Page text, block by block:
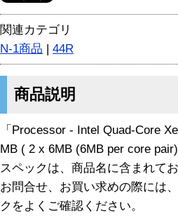
関連カテゴリ
N-1商品 | 44R
商品説明
「Processor - Intel Quad-Core
MB ( 2 x 6MB (6MB per core
スペックは、商品名に含まれて
お問合せ、お買い求めの際には
クをよくご確認ください。